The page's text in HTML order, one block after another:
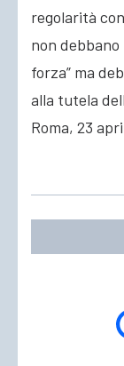
regolarità
non
forza” ma
alla tutela
Roma, 23